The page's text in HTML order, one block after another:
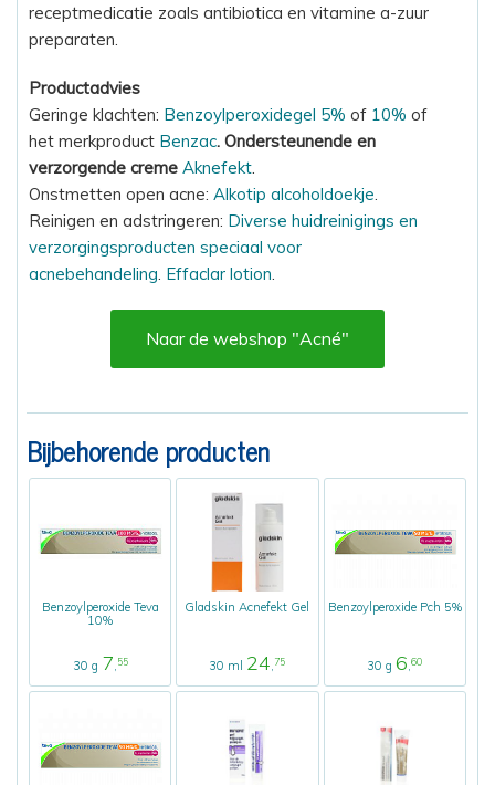
receptmedicatie zoals antibiotica en vitamine a-zuur
preparaten.
Productadvies
Geringe klachten: Benzoylperoxidegel 5% of 10% of
het merkproduct Benzac. Ondersteunende en
verzorgende creme Aknefekt
Onstmetten open acne: Alkotip alcoholdoekje
Reinigen en adstringeren: Diverse huidreinigings en
verzorgingsproducten speciaal voor
acnebehandeling Effaclar lotion
Naar de webshop "Acné"
Bijbehorende producten
Benzoylperoxide Teva
10%
30 g 7,55
Gladskin Acnefekt Gel
30 ml 24,75
Benzoylperoxide Pch 5%
30 g6,60